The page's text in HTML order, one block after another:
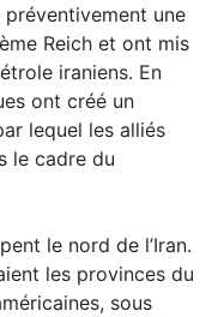
préventivement une
Reich et ont mis
iraniens. En
ont créé un
lequel les alliés
le cadre du
le nord de l’Iran.
les provinces du
sous